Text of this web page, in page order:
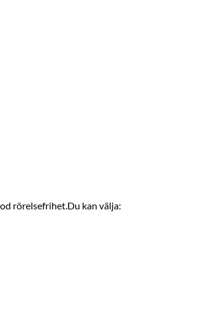
rörelsefrihet.Du kan välja: